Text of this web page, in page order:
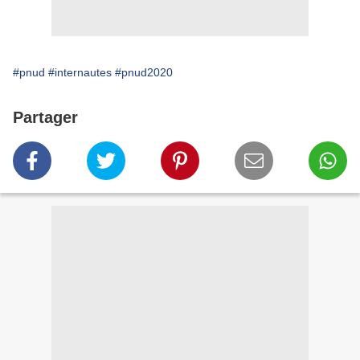
#pnud #internautes #pnud2020
Partager